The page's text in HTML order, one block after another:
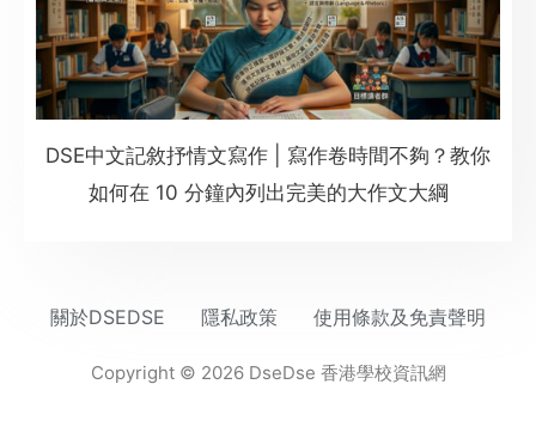
DSE中文記敘抒情文寫作 | 寫作卷時間不夠？教你
如何在 10 分鐘內列出完美的大作文大綱
關於DSEDSE 隱私政策 使用條款及免責聲明
Copyright © 2026 DseDse 香港學校資訊網